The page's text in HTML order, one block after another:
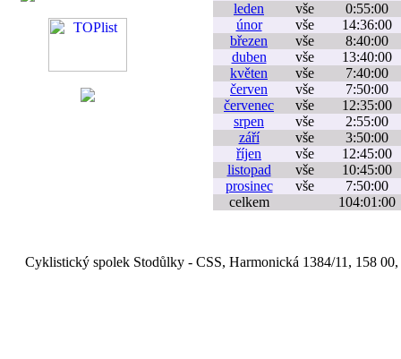
leden
vše
0:55:00
únor
vše
14:36:00
březen
vše
8:40:00
duben
vše
13:40:00
květen
vše
7:40:00
červen
vše
7:50:00
červenec
vše
12:35:00
srpen
vše
2:55:00
září
vše
3:50:00
říjen
vše
12:45:00
listopad
vše
10:45:00
prosinec
vše
7:50:00
celkem
104:01:00
Cyklistický spolek Stodůlky - CSS, Harmonická 1384/11, 158 00,